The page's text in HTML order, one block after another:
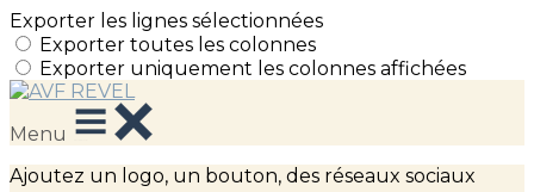
Exporter les lignes sélectionnées
Exporter toutes les colonnes
Exporter uniquement les colonnes affichées
Menu
Ajoutez un logo, un bouton, des réseaux sociaux